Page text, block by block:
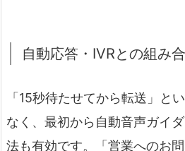
自動応答・IVRとの組み
「15秒待たせてから転送」と
なく、最初から自動音声ガイ
法も有効です。「営業へのお